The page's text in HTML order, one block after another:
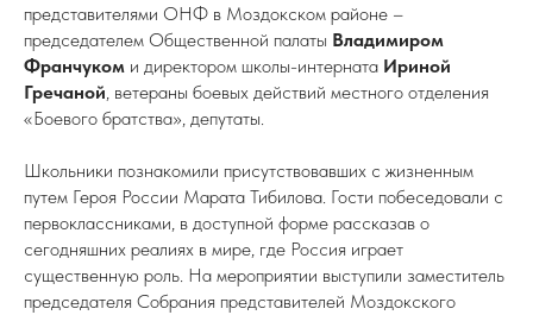
представителями ОНФ в Моздокском районе –
председателем Общественной палаты Владимиром
Франчуком и директором школы-интерната Ириной
Гречаной, ветераны боевых действий местного отделения
«Боевого братства», депутаты.
Школьники познакомили присутствовавших с жизненным
путем Героя России Марата Тибилова. Гости побеседовали с
первоклассниками, в доступной форме рассказав о
сегодняшних реалиях в мире, где Россия играет
существенную роль. На мероприятии выступили заместитель
председателя Собрания представителей Моздокского